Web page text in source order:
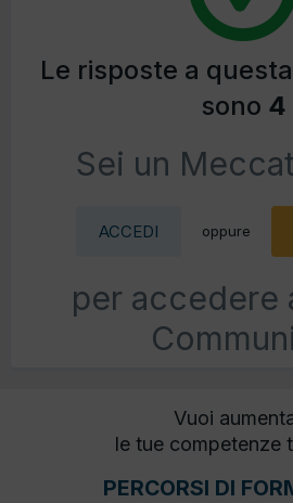
Le risposte a
sono 4
Sei un
ACCEDI oppure
per accedere
Vuoi
le tue competenze
PERCORSI DI